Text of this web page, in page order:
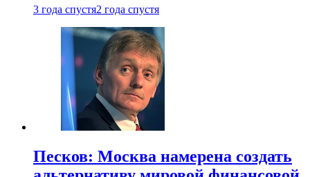
3 года спустя2 года спустя
Песков: Москва намерена создать